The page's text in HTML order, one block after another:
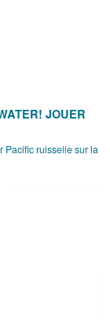
JOUER
Pacific ruisselle sur la